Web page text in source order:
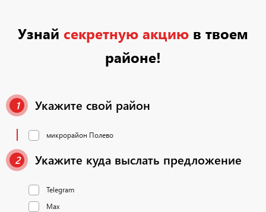
Узнай секретную акцию в твоем
районе!
1 Укажите свой район
микрорайон Полево
2 Укажите куда выслать предложение
Telegram
Max